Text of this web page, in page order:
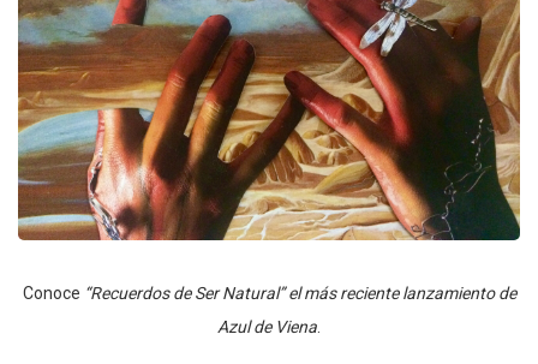
Conoce “Recuerdos de Ser Natural” el más reciente lanzamiento de
Azul de Viena